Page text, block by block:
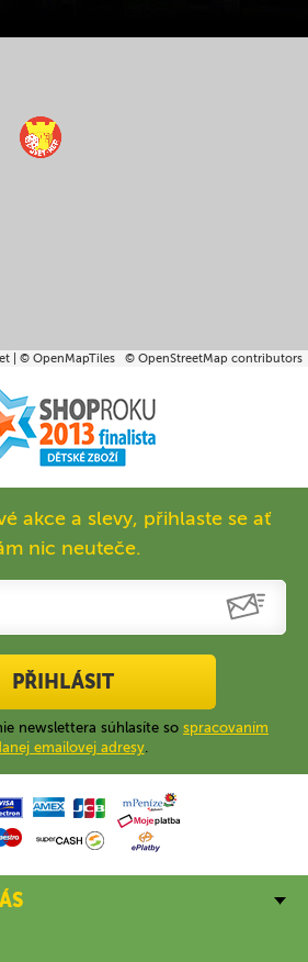
© OpenMapTiles © OpenStreetMap contributors
akce a slevy, přihlaste se ať
nic neuteče.
PŘIHLÁSIT
newslettera súhlasíte so spracovaním
emailovej adresy.